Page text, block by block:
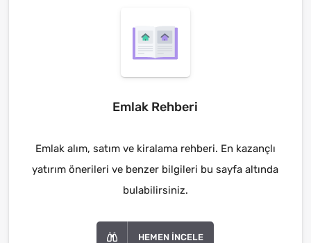
Emlak Rehberi
Emlak alım, satım ve kiralama rehberi. En kazançlı
yatırım önerileri ve benzer bilgileri bu sayfa altında
bulabilirsiniz.
HEMEN İNCELE